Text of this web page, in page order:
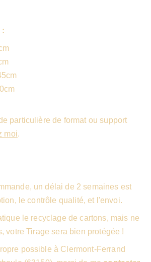
:
particulière de format ou support
moi.
un délai de 2 semaines est
le contrôle qualité, et l'envoi.
le recyclage de cartons, mais ne
votre Tirage sera bien protégée !
possible à Clermont-Ferrand